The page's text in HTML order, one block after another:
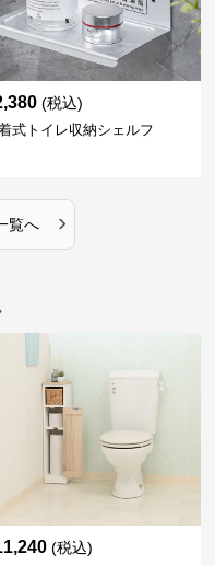
(税込)
式トイレ収納シェルフ
覧へ ›
(税込)